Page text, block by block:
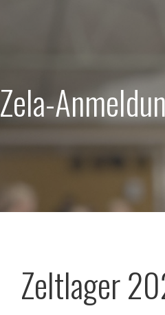
Zela-
Zeltlager